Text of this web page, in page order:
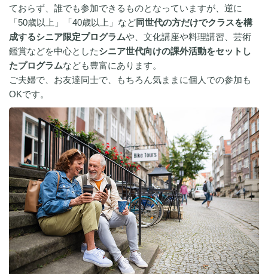
ておらず、誰でも参加できるものとなっていますが、逆に
「50歳以上」「40歳以上」など同世代の方だけでクラスを構
成するシニア限定プログラムや、文化講座や料理講習、芸術
鑑賞などを中心としたシニア世代向けの課外活動をセットし
たプログラムなども豊富にあります。
ご夫婦で、お友達同士で、もちろん気ままに個人での参加も
OKです。